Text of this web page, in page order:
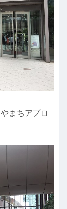
まちアプロ